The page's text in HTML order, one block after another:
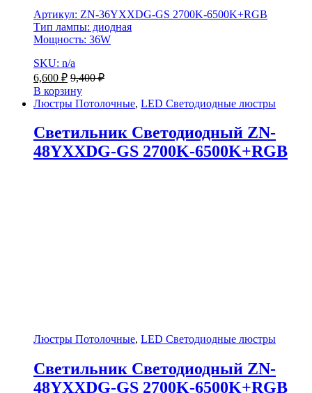
Артикул: ZN-36YXXDG-GS 2700K-6500K+RGB
Тип лампы: диодная
Мощность: 36W
SKU: n/a
6,600 ₽ 9,400₽
В корзину
Люстры Потолочные, LED Светодиодные люстры
Светильник Светодиодный ZN-
48YXXDG-GS 2700K-6500K+RGB
Люстры Потолочные, LED Светодиодные люстры
Светильник Светодиодный ZN-
48YXXDG-GS 2700K-6500K+RGB